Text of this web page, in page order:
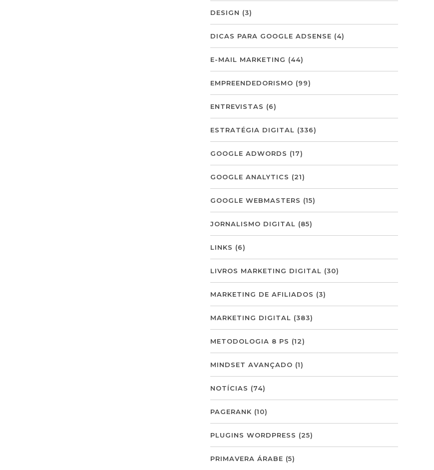
DESIGN (3)
DICAS PARA GOOGLE ADSENSE (4)
E-MAIL MARKETING (44)
EMPREENDEDORISMO (99)
ENTREVISTAS (6)
ESTRATÉGIA DIGITAL (336)
GOOGLE ADWORDS (17)
GOOGLE ANALYTICS (21)
GOOGLE WEBMASTERS (15)
JORNALISMO DIGITAL (85)
LINKS (6)
LIVROS MARKETING DIGITAL (30)
MARKETING DE AFILIADOS (3)
MARKETING DIGITAL (383)
METODOLOGIA 8 PS (12)
MINDSET AVANÇADO (1)
NOTÍCIAS (74)
PAGERANK (10)
PLUGINS WORDPRESS (25)
PRIMAVERA ÁRABE (5)